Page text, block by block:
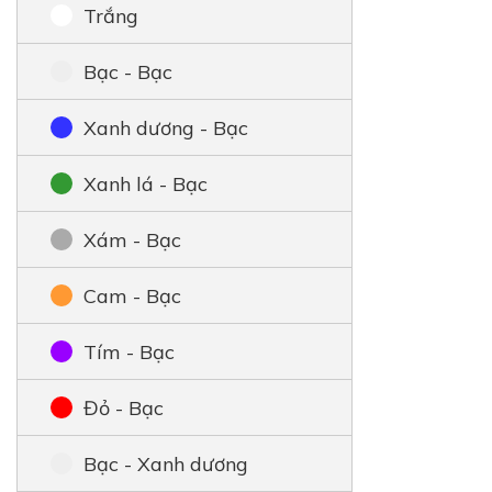
Trắng
Bạc - Bạc
Xanh dương - Bạc
Xanh lá - Bạc
Xám - Bạc
Cam - Bạc
Tím - Bạc
Đỏ - Bạc
Bạc - Xanh dương